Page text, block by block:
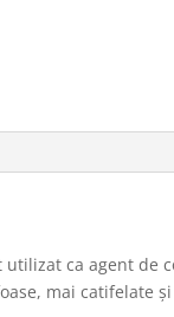
ca agent
mai